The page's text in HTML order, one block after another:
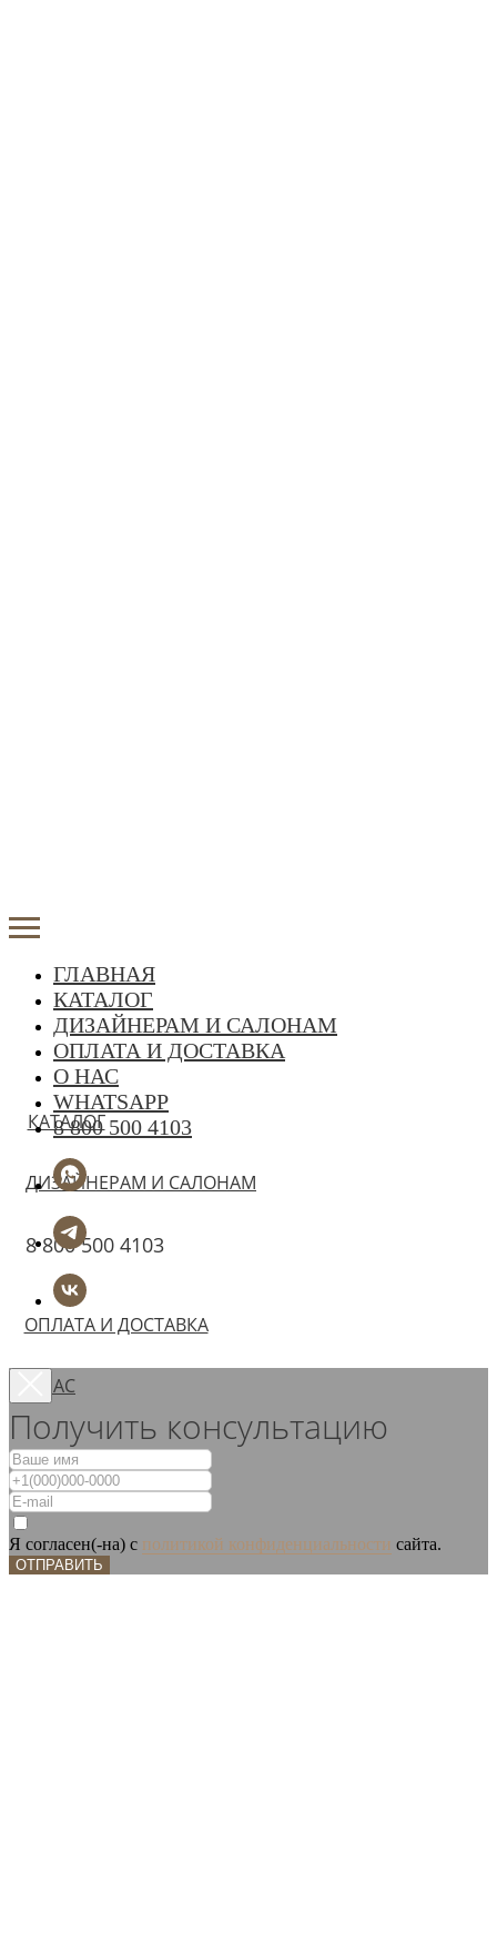
КАТАЛОГ
ДИЗАЙНЕРАМ И САЛОНАМ
8 800 500 4103
ОПЛАТА И ДОСТАВКА
О НАС
ГЛАВНАЯ
КАТАЛОГ
ДИЗАЙНЕРАМ И САЛОНАМ
ОПЛАТА И ДОСТАВКА
О НАС
WHATSAPP
8 800 500 4103
Получить консультацию
Я согласен(-на) с политикой конфиденциальности сайта.
ОТПРАВИТЬ